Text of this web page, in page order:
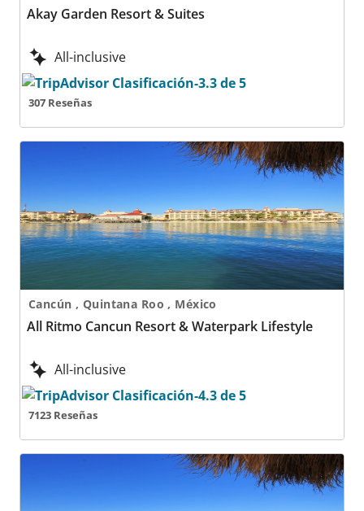
Akay Garden Resort & Suites
All-inclusive
307 Reseñas
All Ritmo Cancun Resort & Waterpark Lifestyle
Cancún , Quintana Roo , México
All Ritmo Cancun Resort & Waterpark Lifestyle
All-inclusive
7123 Reseñas
All Ritmo Cancún Resort